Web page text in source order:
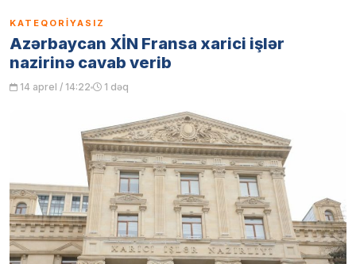
KATEQORIYASIZ
Azərbaycan XİN Fransa xarici işlər
nazirinə cavab verib
14 aprel / 14:22 1 dəq